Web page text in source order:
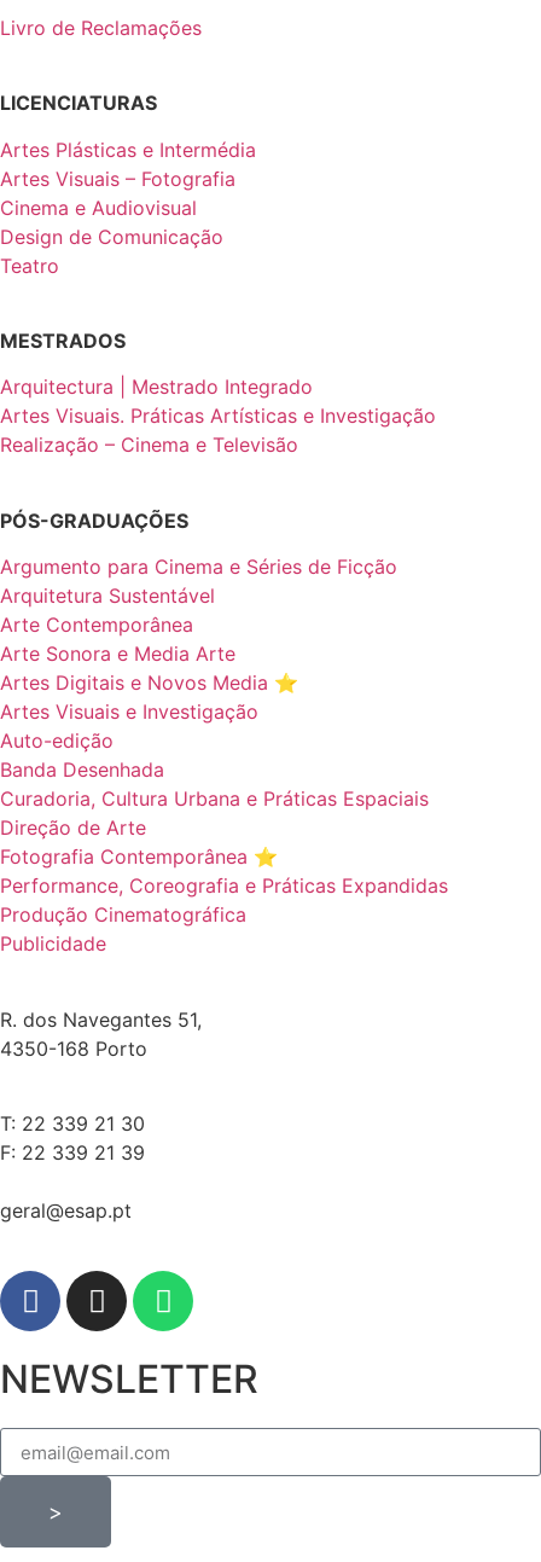
Livro de Reclamações
LICENCIATURAS
Artes Plásticas e Intermédia
Artes Visuais – Fotografia
Cinema e Audiovisual
Design de Comunicação
Teatro
MESTRADOS
Arquitectura | Mestrado Integrado
Artes Visuais. Práticas Artísticas e Investigação
Realização – Cinema e Televisão
PÓS-GRADUAÇÕES
Argumento para Cinema e Séries de Ficção
Arquitetura Sustentável
Arte Contemporânea
Arte Sonora e Media Arte
Artes Digitais e Novos Media ⭐️
Artes Visuais e Investigação
Auto-edição
Banda Desenhada
Curadoria, Cultura Urbana e Práticas Espaciais
Direção de Arte
Fotografia Contemporânea ⭐️
Performance, Coreografia e Práticas Expandidas
Produção Cinematográfica
Publicidade
R. dos Navegantes 51,
4350-168 Porto
T: 22 339 21 30
F: 22 339 21 39
geral@esap.pt
NEWSLETTER
>